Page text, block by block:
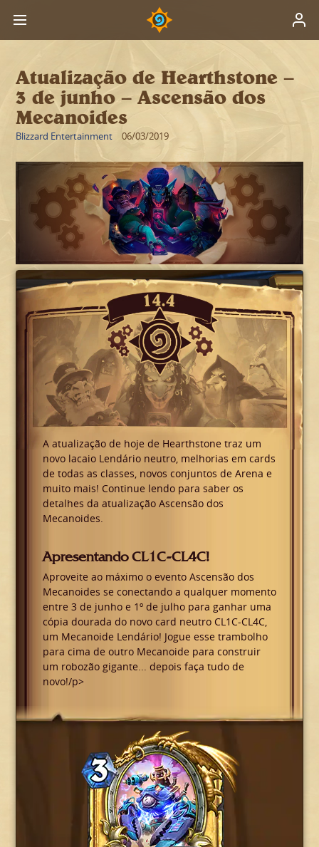
Atualização de Hearthstone –
3 de junho – Ascensão dos
Mecanoides
Blizzard Entertainment 06/03/2019
A atualização de hoje de Hearthstone traz um
novo lacaio Lendário neutro, melhorias em cards
de todas as classes, novos conjuntos de Arena e
muito mais! Continue lendo para saber os
detalhes da atualização Ascensão dos
Mecanoides.
Apresentando CL1C-CL4C!
Aproveite ao máximo o evento Ascensão dos
Mecanoides se conectando a qualquer momento
entre 3 de junho e 1º de julho para ganhar uma
cópia dourada do novo card neutro CL1C-CL4C,
um Mecanoide Lendário! Jogue esse trambolho
para cima de outro Mecanoide para construir
um robozão gigante... depois faça tudo de
novo!/p>